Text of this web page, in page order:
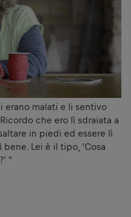
erano malati e li sentivo
che ero lì sdraiata a
in piedi ed essere lì
bene. Lei è il tipo, 'Cosa
"